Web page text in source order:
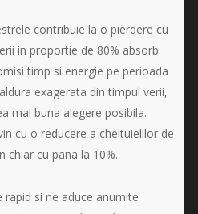
contribuie la o pierdere cu
in proportie de 80% absorb
timp si energie pe perioada
exagerata din timpul verii,
mai buna alegere posibila.
cu o reducere a cheltuielilor de
chiar cu pana la 10%.
si ne aduce anumite